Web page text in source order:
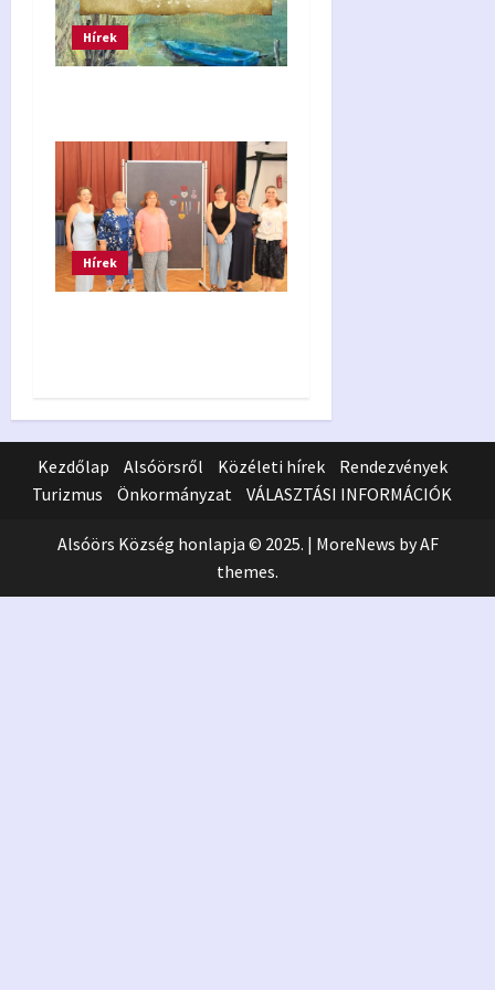
Hírek
Hírek
Kezdőlap Alsóörsről Közéleti hírek
Rendezvények
Turizmus
Önkormányzat VÁLASZTÁSI INFORMÁCIÓK
Alsóörs Község honlapja © 2025. | MoreNews by AF
themes.